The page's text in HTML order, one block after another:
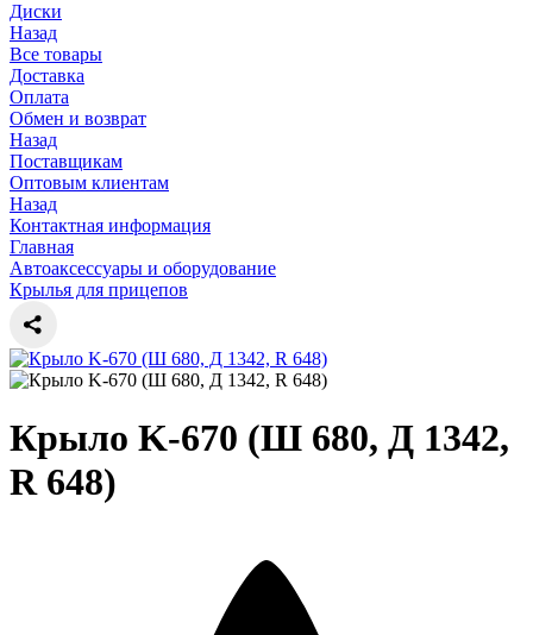
Диски
Назад
Все товары
Доставка
Оплата
Обмен и возврат
Назад
Поставщикам
Оптовым клиентам
Назад
Контактная информация
Главная
Автоаксессуары и оборудование
Крылья для прицепов
Крыло K-670 (Ш 680, Д 1342,
R 648)